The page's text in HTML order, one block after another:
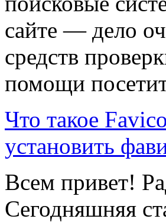
сайте — дело
средств
помощи
Что такое
установить
Всем привет!
Сегодняшняя